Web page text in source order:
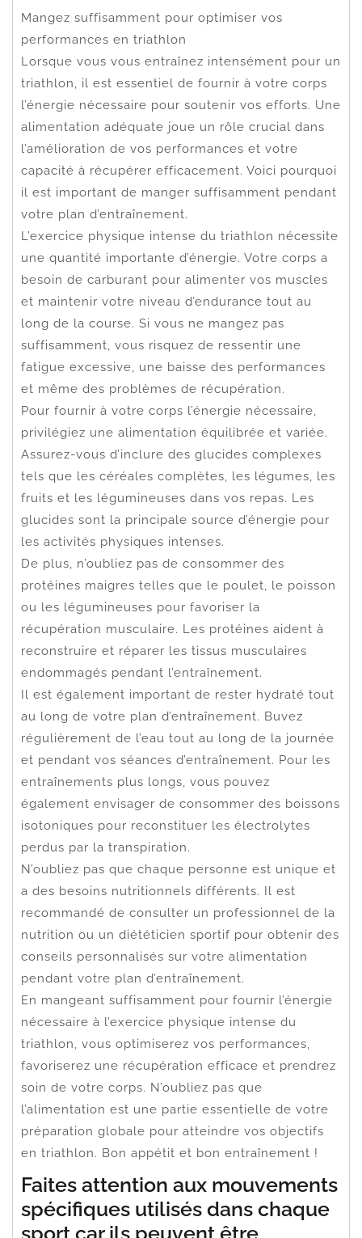
Mangez suffisamment pour optimiser vos
performances en triathlon
Lorsque vous vous entraînez intensément pour un
triathlon, il est essentiel de fournir à votre corps
l’énergie nécessaire pour soutenir vos efforts. Une
alimentation adéquate joue un rôle crucial dans
l’amélioration de vos performances et votre
capacité à récupérer efficacement. Voici pourquoi
il est important de manger suffisamment pendant
votre plan d’entraînement.
L’exercice physique intense du triathlon nécessite
une quantité importante d’énergie. Votre corps a
besoin de carburant pour alimenter vos muscles
et maintenir votre niveau d’endurance tout au
long de la course. Si vous ne mangez pas
suffisamment, vous risquez de ressentir une
fatigue excessive, une baisse des performances
et même des problèmes de récupération.
Pour fournir à votre corps l’énergie nécessaire,
privilégiez une alimentation équilibrée et variée.
Assurez-vous d’inclure des glucides complexes
tels que les céréales complètes, les légumes, les
fruits et les légumineuses dans vos repas. Les
glucides sont la principale source d’énergie pour
les activités physiques intenses.
De plus, n’oubliez pas de consommer des
protéines maigres telles que le poulet, le poisson
ou les légumineuses pour favoriser la
récupération musculaire. Les protéines aident à
reconstruire et réparer les tissus musculaires
endommagés pendant l’entraînement.
Il est également important de rester hydraté tout
au long de votre plan d’entraînement. Buvez
régulièrement de l’eau tout au long de la journée
et pendant vos séances d’entraînement. Pour les
entraînements plus longs, vous pouvez
également envisager de consommer des boissons
isotoniques pour reconstituer les électrolytes
perdus par la transpiration.
N’oubliez pas que chaque personne est unique et
a des besoins nutritionnels différents. Il est
recommandé de consulter un professionnel de la
nutrition ou un diététicien sportif pour obtenir des
conseils personnalisés sur votre alimentation
pendant votre plan d’entraînement.
En mangeant suffisamment pour fournir l’énergie
nécessaire à l’exercice physique intense du
triathlon, vous optimiserez vos performances,
favoriserez une récupération efficace et prendrez
soin de votre corps. N’oubliez pas que
l’alimentation est une partie essentielle de votre
préparation globale pour atteindre vos objectifs
en triathlon. Bon appétit et bon entraînement !
Faites attention aux mouvements
spécifiques utilisés dans chaque
sport car ils peuvent être